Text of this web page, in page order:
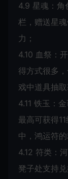
4.9 星魂：角
栏，赠送星
力；
4.10 血祭：
得方式很多
戏中道具抽取
4.11 铁玉：
最高可获得
中，鸿运符
4.12 符类：
凳子处支持